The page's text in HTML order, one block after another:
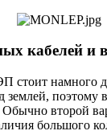
кабелей
стоит намного
землей, поэтому
второй
большого